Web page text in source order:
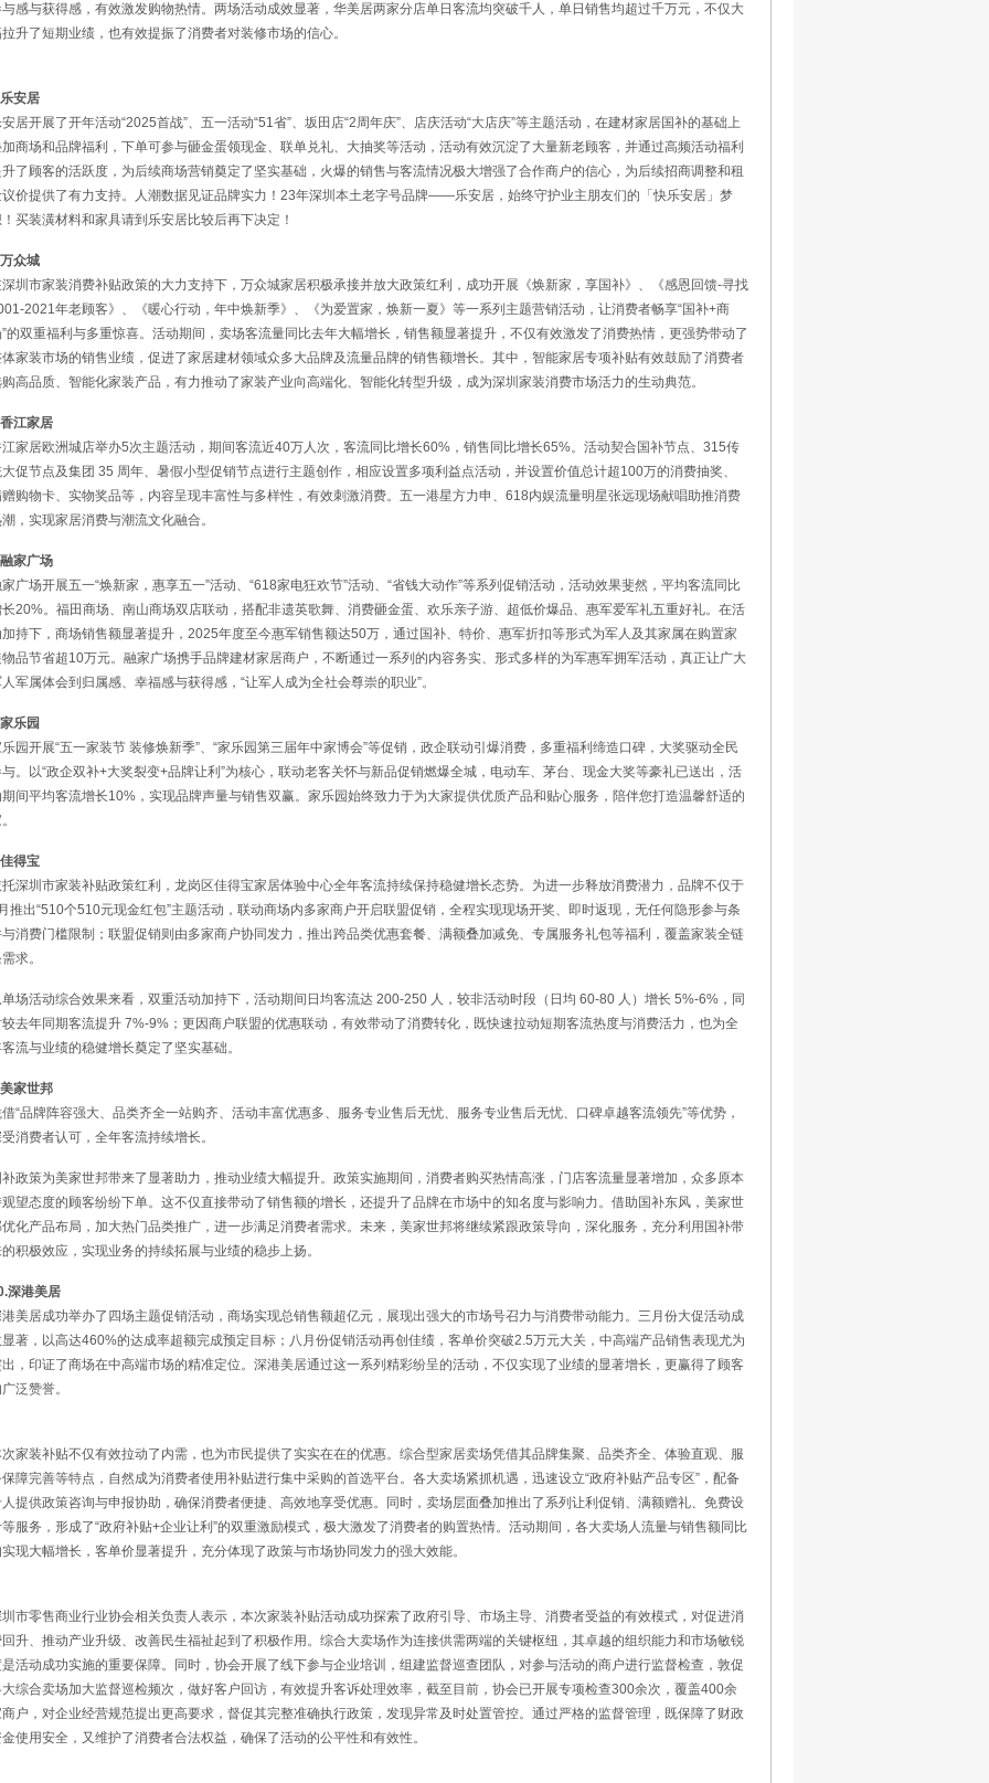
感与获得感，有效激发购物热情。两场活动成效显著，华美居两家分店单日客流均突破千人，单日销售均超过千万元，不仅大
升了短期业绩，也有效提振了消费者对装修市场的信心。
安居
居开展了开年活动“2025首战”、五一活动“51省”、坂田店“2周年庆”、店庆活动“大店庆”等主题活动，在建材家居国补的基础上
商场和品牌福利，下单可参与砸金蛋领现金、联单兑礼、大抽奖等活动，活动有效沉淀了大量新老顾客，并通过高频活动福利
了顾客的活跃度，为后续商场营销奠定了坚实基础，火爆的销售与客流情况极大增强了合作商户的信心，为后续招商调整和租
议价提供了有力支持。人潮数据见证品牌实力！23年深圳本土老字号品牌——乐安居，始终守护业主朋友们的「快乐安居」梦
买装潢材料和家具请到乐安居比较后再下决定！
众城
圳市家装消费补贴政策的大力支持下，万众城家居积极承接并放大政策红利，成功开展《焕新家，享国补》、《感恩回馈-寻找
2021年老顾客》、《暖心行动，年中焕新季》、《为爱置家，焕新一夏》等一系列主题营销活动，让消费者畅享“国补+商
的双重福利与多重惊喜。活动期间，卖场客流量同比去年大幅增长，销售额显著提升，不仅有效激发了消费热情，更强势带动了
家装市场的销售业绩，促进了家居建材领域众多大品牌及流量品牌的销售额增长。其中，智能家居专项补贴有效鼓励了消费者
高品质、智能化家装产品，有力推动了家装产业向高端化、智能化转型升级，成为深圳家装消费市场活力的生动典范。
江家居
家居欧洲城店举办5次主题活动，期间客流近40万人次，客流同比增长60%，销售同比增长65%。活动契合国补节点、315传
促节点及集团 35 周年、暑假小型促销节点进行主题创作，相应设置多项利益点活动，并设置价值总计超100万的消费抽奖、
购物卡、实物奖品等，内容呈现丰富性与多样性，有效刺激消费。五一港星方力申、618内娱流量明星张远现场献唱助推消费
，实现家居消费与潮流文化融合。
家广场
广场开展五一“焕新家，惠享五一”活动、“618家电狂欢节”活动、“省钱大动作”等系列促销活动，活动效果斐然，平均客流同比
20%。福田商场、南山商场双店联动，搭配非遗英歌舞、消费砸金蛋、欢乐亲子游、超低价爆品、惠军爱军礼五重好礼。在活
持下，商场销售额显著提升，2025年度至今惠军销售额达50万，通过国补、特价、惠军折扣等形式为军人及其家属在购置家
品节省超10万元。融家广场携手品牌建材家居商户，不断通过一系列的内容务实、形式多样的为军惠军拥军活动，真正让广大
军属体会到归属感、幸福感与获得感，“让军人成为全社会尊崇的职业”。
乐园
园开展“五一家装节 装修焕新季”、“家乐园第三届年中家博会”等促销，政企联动引爆消费，多重福利缔造口碑，大奖驱动全民
。以“政企双补+大奖裂变+品牌让利”为核心，联动老客关怀与新品促销燃爆全城，电动车、茅台、现金大奖等豪礼已送出，活
间平均客流增长10%，实现品牌声量与销售双赢。家乐园始终致力于为大家提供优质产品和贴心服务，陪伴您打造温馨舒适的
得宝
深圳市家装补贴政策红利，龙岗区佳得宝家居体验中心全年客流持续保持稳健增长态势。为进一步释放消费潜力，品牌不仅于
推出“510个510元现金红包”主题活动，联动商场内多家商户开启联盟促销，全程实现现场开奖、即时返现，无任何隐形参与条
消费门槛限制；联盟促销则由多家商户协同发力，推出跨品类优惠套餐、满额叠加减免、专属服务礼包等福利，覆盖家装全链
求。
场活动综合效果来看，双重活动加持下，活动期间日均客流达 200-250 人，较非活动时段（日均 60-80 人）增长 5%-6%，同
去年同期客流提升 7%-9%；更因商户联盟的优惠联动，有效带动了消费转化，既快速拉动短期客流热度与消费活力，也为全
流与业绩的稳健增长奠定了坚实基础。
家世邦
“品牌阵容强大、品类齐全一站购齐、活动丰富优惠多、服务专业售后无忧、服务专业售后无忧、口碑卓越客流领先”等优势，
消费者认可，全年客流持续增长。
政策为美家世邦带来了显著助力，推动业绩大幅提升。政策实施期间，消费者购买热情高涨，门店客流量显著增加，众多原本
望态度的顾客纷纷下单。这不仅直接带动了销售额的增长，还提升了品牌在市场中的知名度与影响力。借助国补东风，美家世
化产品布局，加大热门品类推广，进一步满足消费者需求。未来，美家世邦将继续紧跟政策导向，深化服务，充分利用国补带
积极效应，实现业务的持续拓展与业绩的稳步上扬。
深港美居
美居成功举办了四场主题促销活动，商场实现总销售额超亿元，展现出强大的市场号召力与消费带动能力。三月份大促活动成
著，以高达460%的达成率超额完成预定目标；八月份促销活动再创佳绩，客单价突破2.5万元大关，中高端产品销售表现尤为
，印证了商场在中高端市场的精准定位。深港美居通过这一系列精彩纷呈的活动，不仅实现了业绩的显著增长，更赢得了顾客
泛赞誉。
家装补贴不仅有效拉动了内需，也为市民提供了实实在在的优惠。综合型家居卖场凭借其品牌集聚、品类齐全、体验直观、服
障完善等特点，自然成为消费者使用补贴进行集中采购的首选平台。各大卖场紧抓机遇，迅速设立“政府补贴产品专区”，配备
提供政策咨询与申报协助，确保消费者便捷、高效地享受优惠。同时，卖场层面叠加推出了系列让利促销、满额赠礼、免费设
服务，形成了“政府补贴+企业让利”的双重激励模式，极大激发了消费者的购置热情。活动期间，各大卖场人流量与销售额同比
现大幅增长，客单价显著提升，充分体现了政策与市场协同发力的强大效能。
市零售商业行业协会相关负责人表示，本次家装补贴活动成功探索了政府引导、市场主导、消费者受益的有效模式，对促进消
升、推动产业升级、改善民生福祉起到了积极作用。综合大卖场作为连接供需两端的关键枢纽，其卓越的组织能力和市场敏锐
活动成功实施的重要保障。同时，协会开展了线下参与企业培训，组建监督巡查团队，对参与活动的商户进行监督检查，敦促
综合卖场加大监督巡检频次，做好客户回访，有效提升客诉处理效率，截至目前，协会已开展专项检查300余次，覆盖400余
户，对企业经营规范提出更高要求，督促其完整准确执行政策，发现异常及时处置管控。通过严格的监督管理，既保障了财政
使用安全，又维护了消费者合法权益，确保了活动的公平性和有效性。